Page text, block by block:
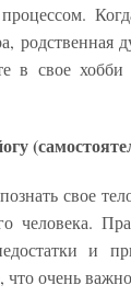
процессом.
родственная
в свое
свое
человека.
и
что очень